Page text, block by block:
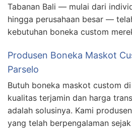
Tabanan Bali — mulai dari
hingga perusahaan besar —
kebutuhan boneka custom
Produsen Boneka Maskot
Parselo
Butuh boneka maskot custom
kualitas terjamin dan harga
adalah solusinya. Kami
yang telah berpengalaman